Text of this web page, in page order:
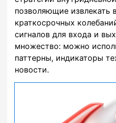
позволяющие извлекать
краткосрочных
сигналов для входа и
множество: можно
паттерны, индикаторы
новости.